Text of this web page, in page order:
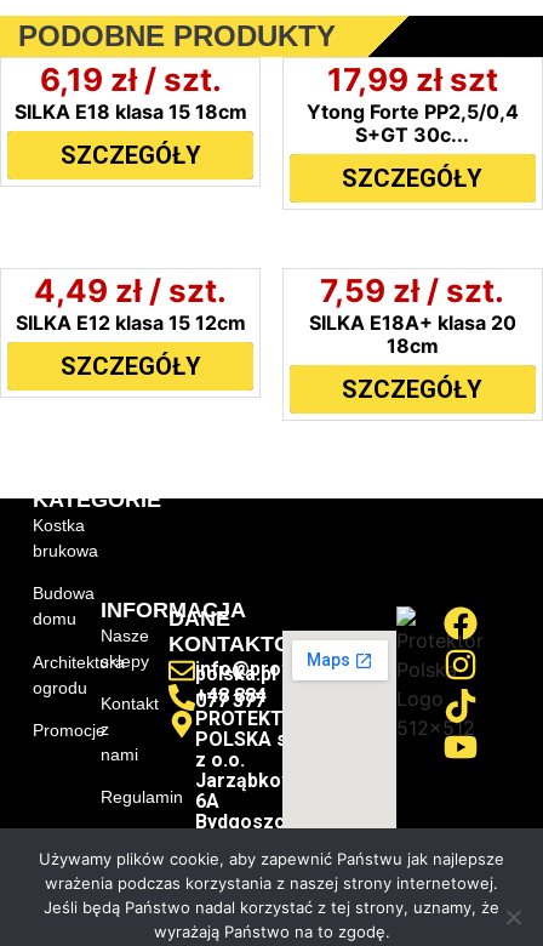
PP4-0,6 (15,17,5, 20, 24, 30cm)-2
PODOBNE PRODUKTY
6,19 zł / szt.
SILKA E18 klasa 15 18cm
SZCZEGÓŁY
17,99 zł szt
Ytong Forte PP2,5/0,4
S+GT 30c...
SZCZEGÓŁY
4,49 zł / szt.
SILKA E12 klasa 15 12cm
SZCZEGÓŁY
7,59 zł / szt.
SILKA E18A+ klasa 20
18cm
SZCZEGÓŁY
KATEGORIE
Kostka
brukowa
Budowa
domu
Architektura
ogrodu
Promocje
INFORMACJA
Nasze
sklepy
Kontakt
z
nami
Regulamin
Certyfikaty
DANE
KONTAKTOWE
info@protektor-
polska.pl
+48 884
077 377
PROTEKTOR-
POLSKA sp.
z o.o.
Jarząbkowa
6A
Bydgoszcz
Używamy plików cookie, aby zapewnić Państwu jak najlepsze
wrażenia podczas korzystania z naszej strony internetowej.
Jeśli będą Państwo nadal korzystać z tej strony, uznamy, że
wyrażają Państwo na to zgodę.